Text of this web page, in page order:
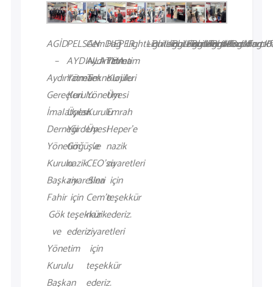
AGİD
–
Aydınlatma
Gereçleri
İmalatçıları
Derneği
Yönetim
Kurulu
Başkanı
Fahir
Gök
ve
Yönetim
Kurulu
Başkan
PELSAN
AYDINLATMA
Yönetim
Kurulu
Üyesi
Yurdem
Göğüş’e
nazik
ziyaretleri
için
teşekkür
ederiz.
CemDağ
Aydınlatma
Teknolojileri
Yönetim
Kurulu
Üyesi
ve
CEO’su
Sina
Cem’e
nazik
ziyaretleri
için
teşekkür
ederiz.
HEPER
Yönetim
Kurulu
Üyesi
Emrah
Heper’e
nazik
ziyaretleri
için
teşekkür
ederiz.
Light+Building_Farnkfurt12
Light+Building_Farnkfurt11
Light+Building_Farnkfurt10